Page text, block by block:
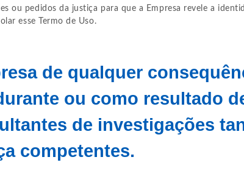
ou pedidos da justiça para que a Empresa revele a
esse Termo de Uso.
de qualquer
ou como resultado
de investigações
competentes.